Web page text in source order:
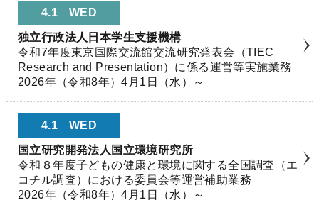
4.1 WED
独立行政法人日本学生支援機構
令和7年度東京国際交流館交流研究発表会（TIEC
Research and Presentation）に係る運営等実施業務
2026年（令和8年）4月1日（水）～
4.1 WED
国立研究開発法人国立環境研究所
令和８年度子どもの健康と環境に関する全国調査（エ
コチル調査）における委員会等運営補助業務
2026年（令和8年）4月1日（水）～